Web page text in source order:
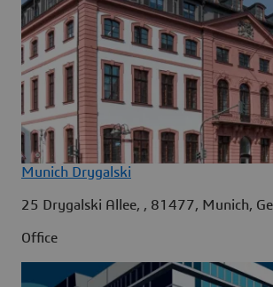
Munich Drygalski
25 Drygalski Allee, , 81477, Munich,
Office